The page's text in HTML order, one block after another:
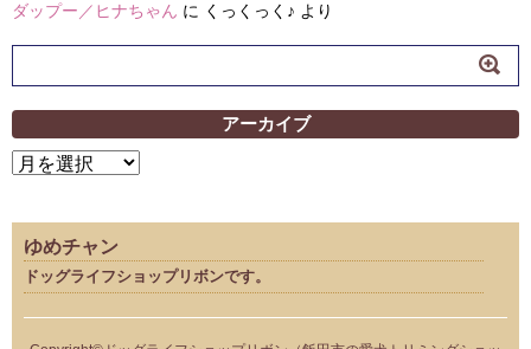
ダップー／ヒナちゃん に くっくっく♪ より
アーカイブ
ア
イ
ブ
ゆめチャン
ドッグライフショップリボンです。